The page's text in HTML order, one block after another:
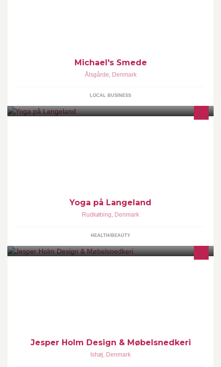
Michael's Smede
Ålsgårde, Denmark
LOCAL BUSINESS
Yoga på Langeland
Rudkøbing, Denmark
HEALTH/BEAUTY
Jesper Holm Design & Møbelsnedkeri
Ishøj, Denmark